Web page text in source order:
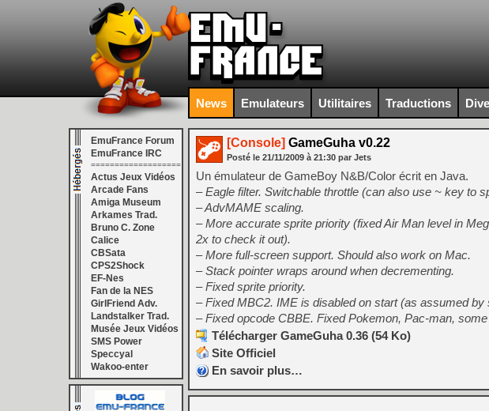
News Emulateurs Utilitaires Traductions
EmuFrance Forum
EmuFrance IRC
===================
Actus Jeux Vidéos
Arcade Fans
Amiga Museum
Arkames Trad.
Bruno C. Zone
Calice
CBSata
CPS2Shock
EF-Nes
Fan de la NES
GirlFriend Adv.
Landstalker Trad.
Musée Jeux Vidéos
SMS Power
Speccyal
Wakoo-enter
[Console] GameGuha v0.22
Posté le 21/11/2009 à 21:30 par Jets
Un émulateur de GameBoy N&B/Color écrit en Java.
– Eagle filter. Switchable throttle (can also use ~ key to
– AdvMAME scaling.
– More accurate sprite priority (fixed Air Man level in
2x to check it out).
– More full-screen support. Should also work on Mac.
– Stack pointer wraps around when decrementing.
– Fixed sprite priority.
– Fixed MBC2. IME is disabled on start (as assumed by
– Fixed opcode CBBE. Fixed Pokemon, Pac-man,
Télécharger GameGuha 0.36 (54 Ko)
Site Officiel
En savoir plus…